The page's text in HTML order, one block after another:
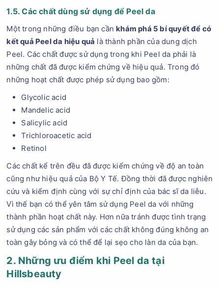
1.5. Các chất dùng sử dụng để Peel da
Một trong những điều bạn cần khám phá 5 bí quyết để có
kết quả Peel da hiệu quả là thành phần của dung dịch
Peel. Các chất được sử dụng trong khi Peel da phải là
những chất đã được kiểm chứng về hiệu quả. Trong đó
những hoạt chất được phép sử dụng bao gồm:
Glycolic acid
Mandelic acid
Salicylic acid
Trichloroacetic acid
Retinol
Các chất kể trên đều đã được kiểm chứng về độ an toàn
cũng như hiệu quả của Bộ Y Tế. Đồng thời đã được nghiên
cứu và kiểm định cùng với sự chỉ định của bác sĩ da liễu.
Vì thế bạn có thể yên tâm sử dụng Peel da với những
thành phần hoạt chất này. Hơn nữa tránh được tình trạng
sử dụng các sản phẩm với các chất không đúng không an
toàn gây bỏng và có thể để lại sẹo cho làn da của bạn.
2. Những ưu điểm khi Peel da tại
Hillsbeauty